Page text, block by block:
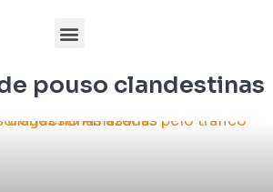
pouso clandestinas